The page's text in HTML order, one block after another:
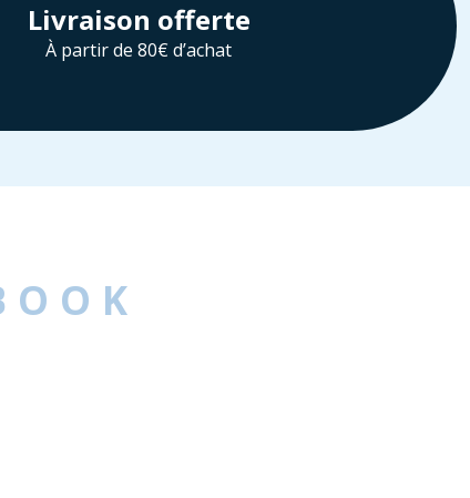
Livraison offerte
À partir de 80€ d’achat